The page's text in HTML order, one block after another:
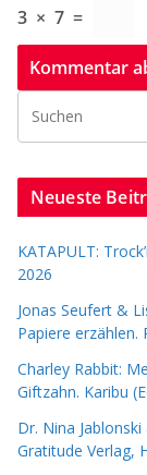
3 × 7 =
Neueste
KATAPULT:
2026
Jonas Seufert &
Papiere erzählen.
Charley Rabbit:
Giftzahn. Karibu
Dr. Nina
Gratitude Verlag,